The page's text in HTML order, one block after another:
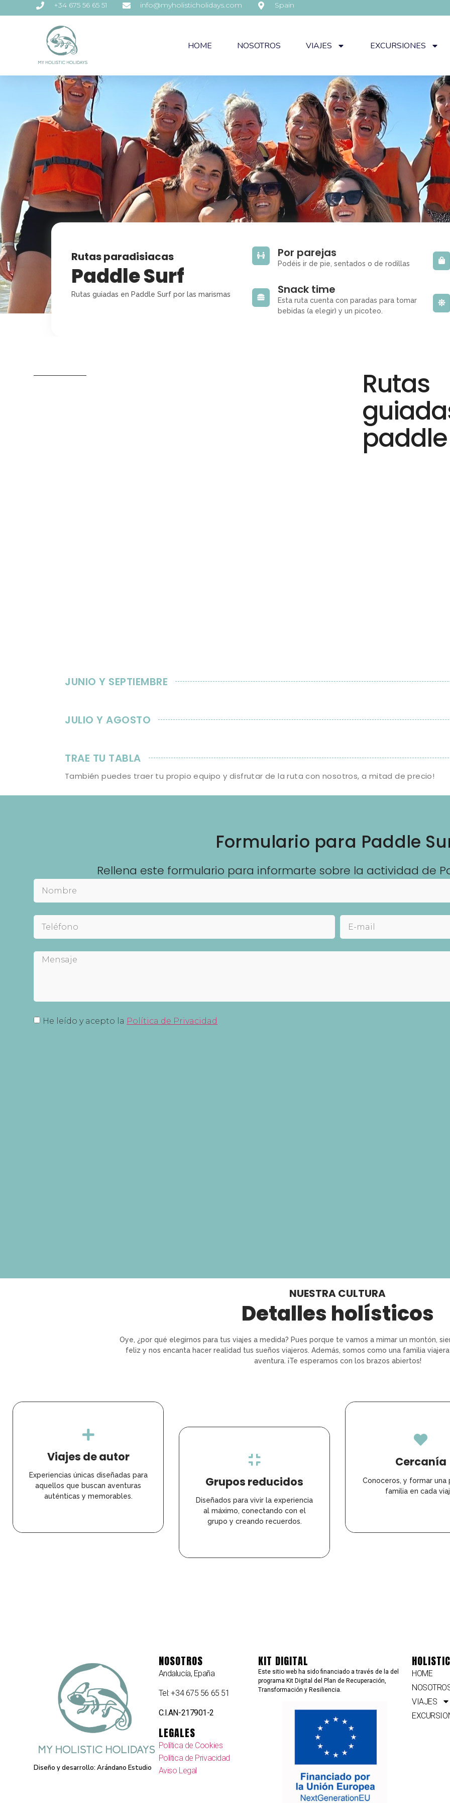
+34 675 56 65 51 info@myholisticholidays.com Spain
HOME NOSOTROS VIAJES EXCURSIONES
Rutas paradisiacas
Paddle Surf
Rutas guiadas en Paddle Surf por las marismas
Por parejas
Podéis ir de pie, sentados o de rodillas
Snack time
Esta ruta cuenta con paradas para tomar
bebidas (a elegir) y un picoteo.
Rutas
JUNIO Y SEPTIEMBRE
JULIO Y AGOSTO
TRAE TU TABLA
También puedes traer tu propio equipo y disfrutar de la ruta con nosotros, a mitad de precio!
Formulario para Paddle
Rellena este formulario para informarte sobre la actividad de
He leído y acepto la Política de Privacidad
NUESTRA CULTURA
Detalles holísticos
Oye, ¿por qué elegirnos para tus viajes a medida? Pues porque te vamos a mimar un montón,
feliz y nos encanta hacer realidad tus sueños viajeros. Además, somos como una familia
aventura. ¡Te esperamos con los brazos abiertos!
Viajes de autor
Experiencias únicas diseñadas para
aquellos que buscan aventuras
auténticas y memorables.
Grupos reducidos
Diseñados para vivir la experiencia
al máximo, conectando con el
grupo y creando recuerdos.
Cercanía
Conoceros, y formar una
familia en cada
Diseño y desarrollo:Arándano Estudio
NOSOTROS
Andalucía, Epaña
Tel: +34 675 56 65 51
C.I.AN-217901-2
LEGALES
Política de Cookies
Política de Privacidad
Aviso Legal
KIT DIGITAL
Este sitio web ha sido financiado a través de la del
programa Kit Digital del Plan de Recuperación,
Transformación y Resiliencia.
HOLISTIC
HOME
VIAJES
Viajero
"My Holistic